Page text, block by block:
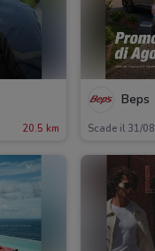
20.5 km
Beps
Scade il 31/08